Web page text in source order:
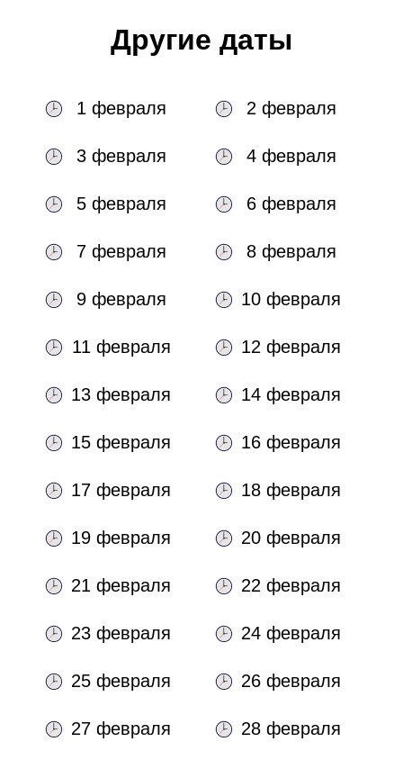
Другие даты
1 февраля 2 февраля
3 февраля 4 февраля
5 февраля 6 февраля
7 февраля 8 февраля
9 февраля 10 февраля
11 февраля 12 февраля
13 февраля 14 февраля
15 февраля 16 февраля
17 февраля 18 февраля
19 февраля 20 февраля
21 февраля 22 февраля
23 февраля 24 февраля
25 февраля 26 февраля
27 февраля 28 февраля